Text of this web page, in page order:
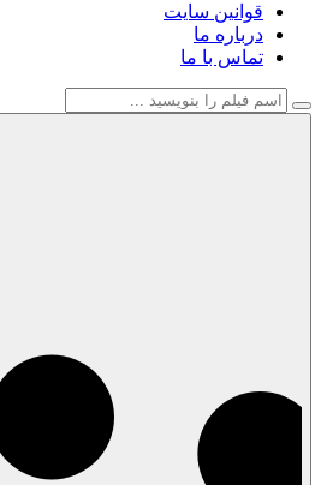
قوانین سایت
درباره ما
تماس با ما